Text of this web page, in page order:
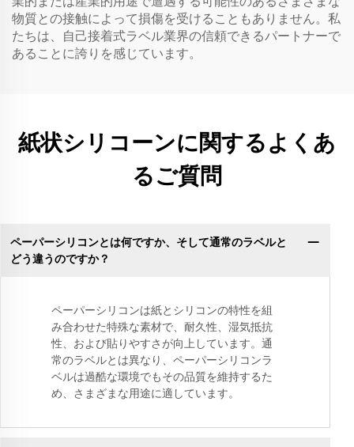
物質との接触によって損傷を受けることもありません。私
たちは、自己接着式ラベル業界の信頼できるパートナーで
あることに誇りを感じています。
紙状シリコーンに関するよくあ
るご質問
ペーパーシリコンとは何ですか、そして通常のラベルと
どう違うのですか？
ペーパーシリコンは紙とシリコンの特性を組
み合わせた特殊な素材で、耐久性、湿気抵抗
性、および貼りやすさが向上しています。通
常のラベルとは異なり、ペーパーシリコンラ
ベルは過酷な環境でもその品質を維持するた
め、さまざまな用途に適しています。